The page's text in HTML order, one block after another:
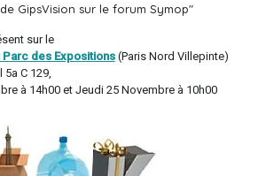
GipsVision sur le forum Symop"
sur le
Parc des Expositions(Paris Nord Villepinte)
5a C 129,
à 14h00 et Jeudi 25 Novembre à 10h00